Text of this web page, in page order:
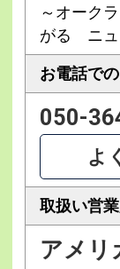
～オーク
がる ニュ
お電話で
050-
よ
取扱い営
アメリ